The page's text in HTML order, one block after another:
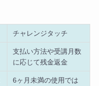
チャレンジタッチ
支払い方法や受講月数
に応じて残金返金
6ヶ月未満の使用では